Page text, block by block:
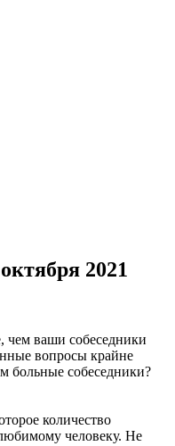
2021
чем ваши собеседники
вопросы крайне
больные собеседники?
количество
человеку. Не